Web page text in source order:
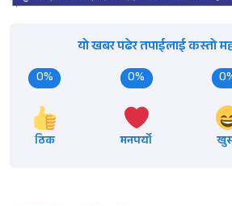
यो खबर पढेर तपाईलाई कस्तो
0%
ठिक
0%
मनपर्यो